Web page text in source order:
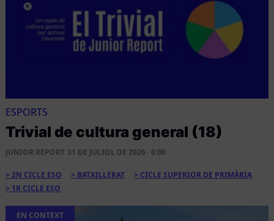
ESPORTS
Trivial de cultura general (18)
JUNIOR REPORT 31 DE JULIOL DE 2026 · 6:00
2N CICLE ESO BATXILLERAT
CICLE SUPERIOR DE PRIMÀRIA
1R CICLE ESO
EN CONTEXT